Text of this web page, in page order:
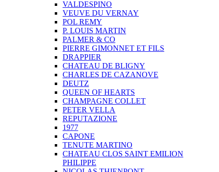
VALDESPINO
VEUVE DU VERNAY
POL REMY
P. LOUIS MARTIN
PALMER & CO
PIERRE GIMONNET ET FILS
DRAPPIER
CHATEAU DE BLIGNY
CHARLES DE CAZANOVE
DEUTZ
QUEEN OF HEARTS
CHAMPAGNE COLLET
PETER VELLA
REPUTAZIONE
1977
CAPONE
TENUTE MARTINO
CHATEAU CLOS SAINT EMILION
PHILIPPE